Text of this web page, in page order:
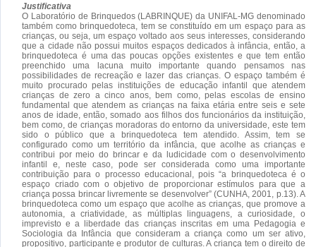
Justificativa
O Laboratório de Brinquedos (LABRINQUE) da UNIFAL-MG denominado
também como brinquedoteca, tem se constituído em um espaço para as
crianças, ou seja, um espaço voltado aos seus interesses, considerando
que a cidade não possui muitos espaços dedicados à infância, então, a
brinquedoteca é uma das poucas opções existentes e que tem então
preenchido uma lacuna muito importante quando pensamos nas
possibilidades de recreação e lazer das crianças. O espaço também é
muito procurado pelas instituições de educação infantil que atendem
crianças de zero a cinco anos, bem como, pelas escolas de ensino
fundamental que atendem as crianças na faixa etária entre seis e sete
anos de idade, então, somado aos filhos dos funcionários da instituição,
bem como, de crianças moradoras do entorno da universidade, este tem
sido o público que a brinquedoteca tem atendido. Assim, tem se
configurado como um território da infância, que acolhe as crianças e
contribui por meio do brincar e da ludicidade com o desenvolvimento
infantil e, neste caso, pode ser considerada como uma importante
contribuição para o processo educacional, pois “a brinquedoteca é o
espaço criado com o objetivo de proporcionar estímulos para que a
criança possa brincar livremente se desenvolver” (CUNHA, 2001, p.13). A
brinquedoteca como um espaço que acolhe as crianças, que promove a
autonomia, a criatividade, as múltiplas linguagens, a curiosidade, o
imprevisto e a liberdade das crianças inscritas em uma Pedagogia e
Sociologia da Infância que consideram a criança como um ser ativo,
propositivo, participante e produtor de culturas. A criança tem o direito de